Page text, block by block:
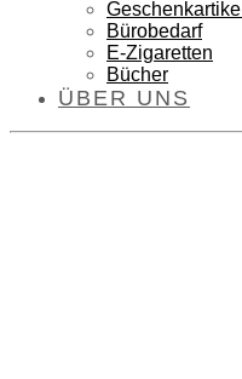
Geschenkartikel
Bürobedarf
E-Zigaretten
Bücher
ÜBER UNS